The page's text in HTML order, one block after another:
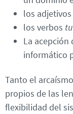
los adjetivos
los verbos
La acepción
informático
Tanto el
propios de las
flexibilidad del